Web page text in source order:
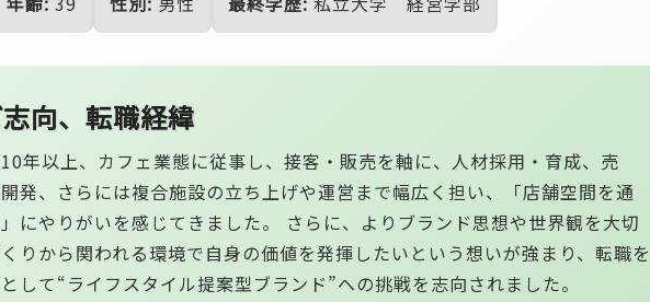
向、転職経緯
年以上、カフェ業態に従事し、接客・販売を軸に、人材採用・育成、売
発、さらには複合施設の立ち上げや運営まで幅広く担い、「店舗空間を通
にやりがいを感じてきました。 さらに、よりブランド思想や世界観を大切
りから関われる環境で自身の価値を発揮したいという想いが強まり、転職を
して“ライフスタイル提案型ブランド”への挑戦を志向されました。